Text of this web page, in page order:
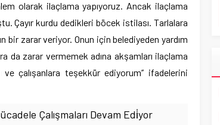
olarak ilaçlama yapıyoruz. Ancak ilaçlama
Çayır kurdu dedikleri böcek istilası. Tarlalara
bir zarar veriyor. Onun için belediyeden yardım
da zarar vermemek adına akşamları ilaçlama
çalışanlara teşekkür ediyorum’’ ifadelerini
Çalışmaları Devam Edi̇yor